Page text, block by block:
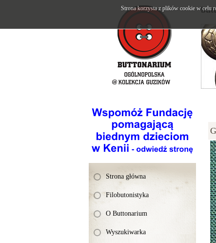
Strona główna
Filobutonistyka
O Buttonarium
Wyszukiwarka
Strona korzysta z plików cookie w celu